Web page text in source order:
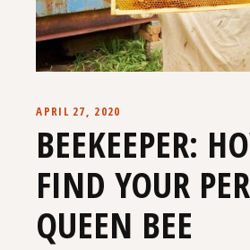
APRIL 27, 2020
BEEKEEPER:
FIND YOUR
QUEEN BEE